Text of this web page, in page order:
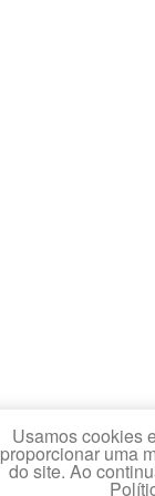
Usamos cookies
proporcionar uma
do site. Ao